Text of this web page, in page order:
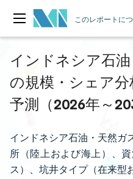
このレポートに
インドネシア石
の規模・シェア分
予測（2026年～
インドネシア石油・天然ガ
所（陸上および海上）、
ス）、坑井タイプ（在来型